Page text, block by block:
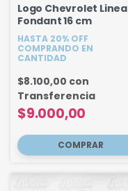
Logo Chevrolet Linea
Fondant 16 cm
HASTA 20% OFF
COMPRANDO EN
CANTIDAD
$9.000,00
$8.100,00 con
Transferencia